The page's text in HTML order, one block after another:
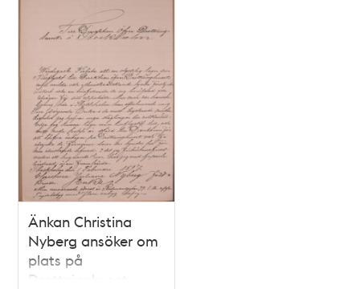
Änkan Christina
Nyberg ansöker om
plats på
Drottninghuset